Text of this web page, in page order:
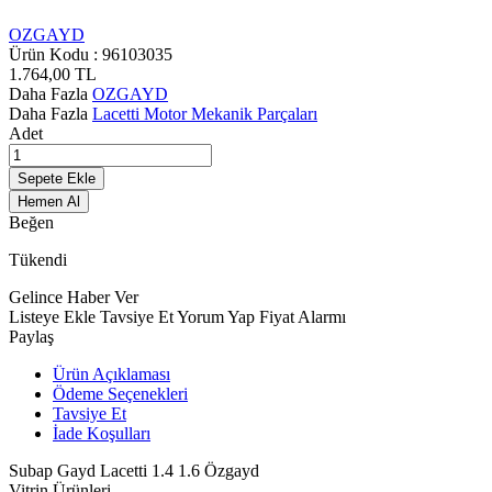
OZGAYD
Ürün Kodu : 96103035
1.764,00 TL
Daha Fazla OZGAYD
Daha Fazla Lacetti Motor Mekanik Parçaları
Adet
Sepete Ekle
Hemen Al
Beğen
Tükendi
Gelince Haber Ver
Listeye Ekle Tavsiye EtYorum Yap Fiyat Alarmı
Paylaş
Ürün Açıklaması
Ödeme Seçenekleri
Tavsiye Et
İade Koşulları
Subap Gayd Lacetti 1.4 1.6 Özgayd